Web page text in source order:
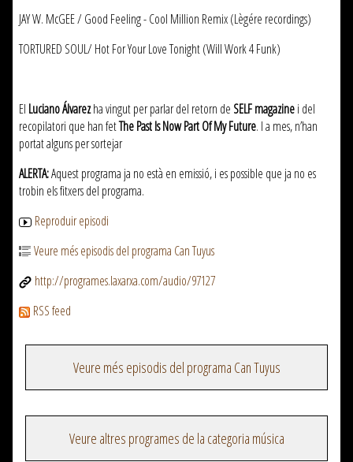
JAY W. McGEE / Good Feeling - Cool Million Remix (Lègére recordings)
TORTURED SOUL/ Hot For Your Love Tonight (Will Work 4 Funk)
El Luciano Álvarezha vingut per parlar del retorn de SELF magazinei del
recopilatori que han fetThe Past Is Now Part Of My Future. I a mes, n’han
portat alguns per sortejar
ALERTA:Aquest programa ja no està en emissió, i es possible que ja no es
trobin els fitxers del programa.
Reproduir episodi
Veure més episodis del programa Can Tuyus
http://programes.laxarxa.com/audio/97127
RSS feed
Veure més episodis del programa Can Tuyus
Veure altres programes de la categoria música